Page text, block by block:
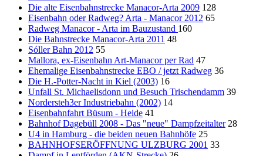
Die alte Eisenbahnstrecke Manacor-Arta 2009 128
Eisenbahn oder Radweg? Arta - Manacor 2012 65
Radweg Manacor - Arta im Bauzustand 160
Die Bahnstrecke Manacor-Arta 2011 48
Sóller Bahn 2012 55
Mallora, ex-Eisenbahn Art-Manacor per Rad 47
Ehemalige Eisenbahnstrecke EBO / jetzt Radweg 36
Die H.-Potter-Nacht in Kiel (2003) 16
Unfall St. Michaelisdonn und Besuch Trischendamm 39
Nordersteh3er Industriebahn (2002) 14
Eisenbahnfahrt Büsum - Heide 41
Bahnhof Dagebüll 2008 - Das "neue" Dampfzeitalter 28
U4 in Hamburg - die beiden neuen Bahnhöfe 25
BAHNHOFSERÖFFNUNG ULZBURG 2001 33